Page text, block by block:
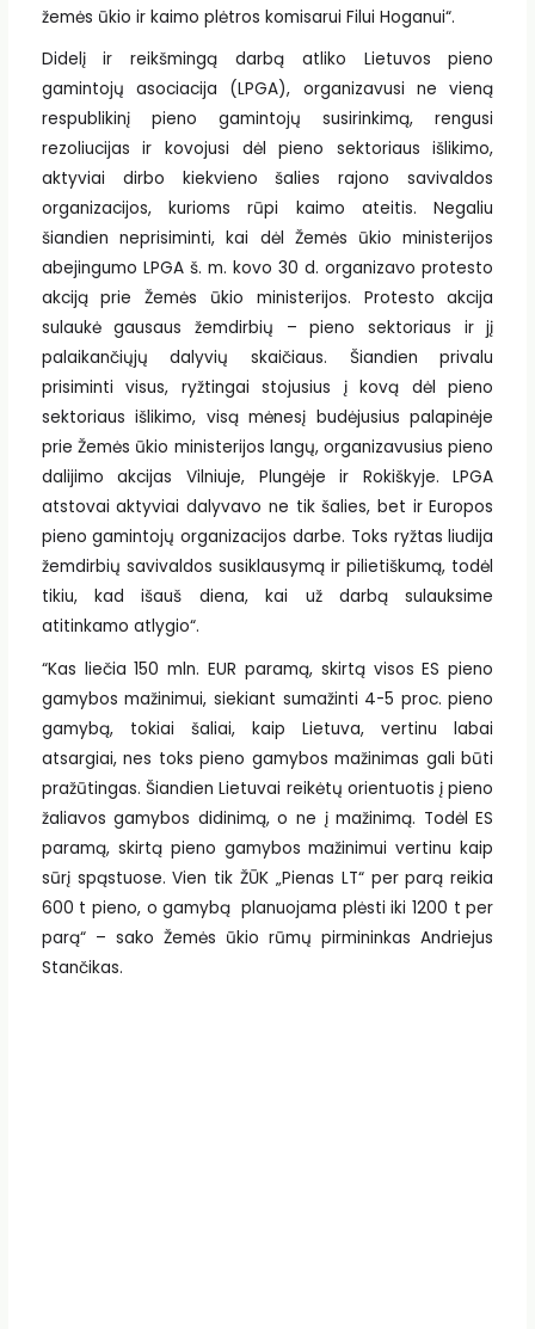
žemės ūkio ir kaimo plėtros komisarui Filui Hoganui“.
Didelį ir reikšmingą darbą atliko Lietuvos pieno
gamintojų asociacija (LPGA), organizavusi ne vieną
respublikinį pieno gamintojų susirinkimą, rengusi
rezoliucijas ir kovojusi dėl pieno sektoriaus išlikimo,
aktyviai dirbo kiekvieno šalies rajono savivaldos
organizacijos, kurioms rūpi kaimo ateitis. Negaliu
šiandien neprisiminti, kai dėl Žemės ūkio ministerijos
abejingumo LPGA š. m. kovo 30 d. organizavo protesto
akciją prie Žemės ūkio ministerijos. Protesto akcija
sulaukė gausaus žemdirbių – pieno sektoriaus ir jį
palaikančiųjų dalyvių skaičiaus. Šiandien privalu
prisiminti visus, ryžtingai stojusius į kovą dėl pieno
sektoriaus išlikimo, visą mėnesį budėjusius palapinėje
prie Žemės ūkio ministerijos langų, organizavusius pieno
dalijimo akcijas Vilniuje, Plungėje ir Rokiškyje. LPGA
atstovai aktyviai dalyvavo ne tik šalies, bet ir Europos
pieno gamintojų organizacijos darbe. Toks ryžtas liudija
žemdirbių savivaldos susiklausymą ir pilietiškumą, todėl
tikiu, kad išauš diena, kai už darbą sulauksime
atitinkamo atlygio“.
“Kas liečia 150 mln. EUR paramą, skirtą visos ES pieno
gamybos mažinimui, siekiant sumažinti 4-5 proc. pieno
gamybą, tokiai šaliai, kaip Lietuva, vertinu labai
atsargiai, nes toks pieno gamybos mažinimas gali būti
pražūtingas. Šiandien Lietuvai reikėtų orientuotis į pieno
žaliavos gamybos didinimą, o ne į mažinimą. Todėl ES
paramą, skirtą pieno gamybos mažinimui vertinu kaip
sūrį spąstuose. Vien tik ŽŪK „Pienas LT“ per parą reikia
600 t pieno, o gamybą planuojama plėsti iki 1200 t per
parą“ – sako Žemės ūkio rūmų pirmininkas Andriejus
Stančikas.